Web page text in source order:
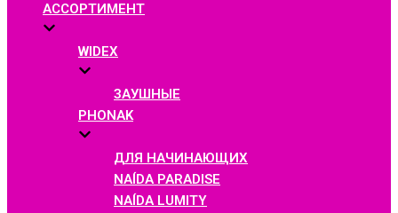
АССОРТИМЕНТ
WIDEX
ЗАУШНЫЕ
PHONAK
ДЛЯ НАЧИНАЮЩИХ
NAÍDA PARADISE
NAÍDA LUMITY